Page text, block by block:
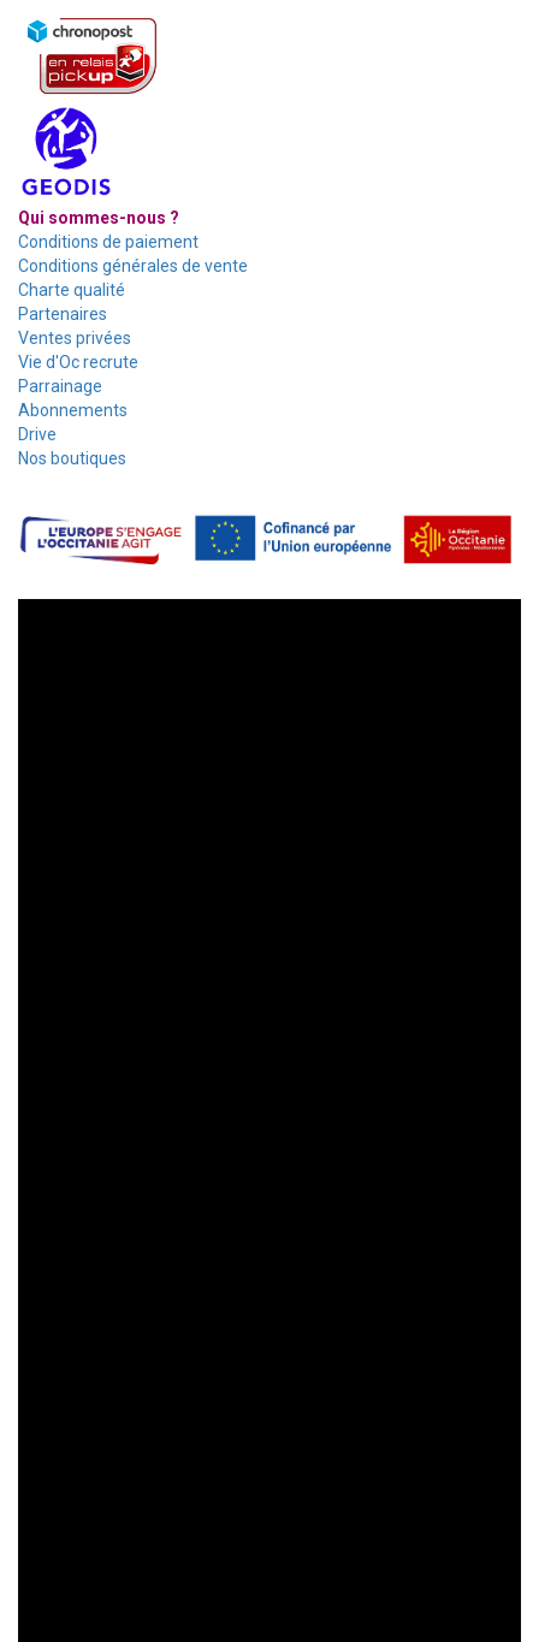
Qui sommes-nous ?
Conditions de paiement
Conditions générales de vente
Charte qualité
Partenaires
Ventes privées
Vie d'Oc recrute
Parrainage
Abonnements
Drive
Nos boutiques